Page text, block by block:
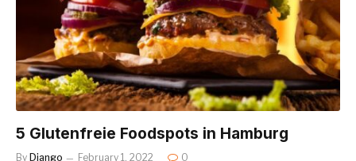
5 Glutenfreie Foodspots in Hamburg
By Django February 1, 2022 0